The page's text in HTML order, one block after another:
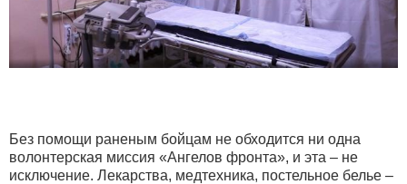
Без помощи раненым бойцам не обходится ни одна
волонтерская миссия «Ангелов фронта», и эта – не
исключение. Лекарства, медтехника, постельное белье –